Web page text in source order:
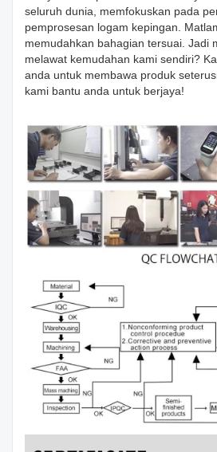
seluruh dunia, memfokuskan pada
pemprosesan logam kepingan.
memudahkan bahagian tersuai. Jadi
melawat kemudahan kami sendiri?
anda untuk membawa produk
kami bantu anda untuk berjaya!